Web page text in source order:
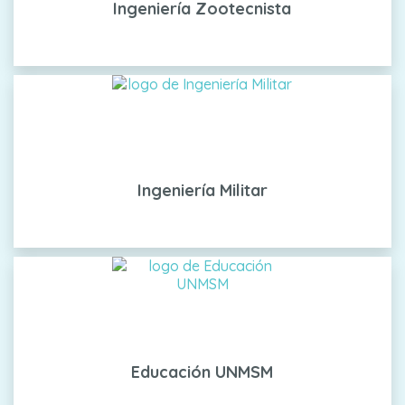
Ingeniería Zootecnista
Ingeniería Militar
Educación UNMSM